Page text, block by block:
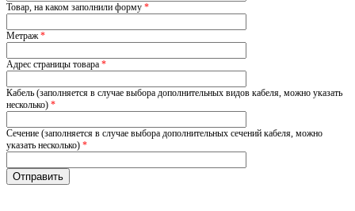
Товар, на каком заполнили форму *
Метраж*
Адрес страницы товара *
Кабель (заполняется в случае выбора дополнительных видов кабеля, можно указать
несколько) *
Сечение (заполняется в случае выбора дополнительных сечений кабеля, можно
указать несколько) *